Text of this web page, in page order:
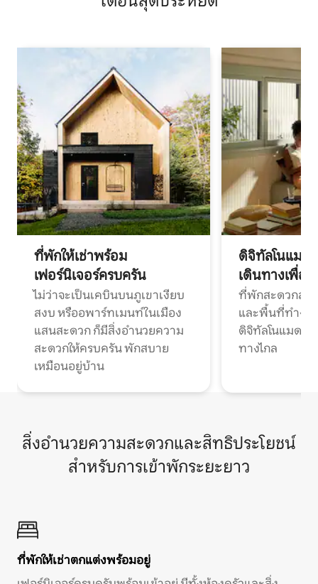
ที่พักให้เช่าพร้อม
เฟอร์นิเจอร์ครบครัน
ไม่ว่าจะเป็นเคบินบนภูเขาเงียบ
สงบ หรืออพาร์ทเมนท์ในเมือง
แสนสะดวก ก็มีสิ่งอำนวยความ
สะดวกให้ครบครัน พักสบาย
เหมือนอยู่บ้าน
ดิจิทัลโนแมด
เดินทางเพื่อ
ที่พักสะดวกสบ
และพื้นที่ทำงา
ดิจิทัลโนแมดแ
ทางไกล
สิ่งอำนวยความสะดวกและสิทธิประโยชน์
สำหรับการเข้าพักระยะยาว
ที่พักให้เช่าตกแต่งพร้อมอยู่